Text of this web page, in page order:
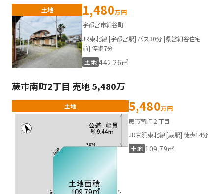
土地 1,480万円
宇都宮市細谷町
JR東北線 [宇都宮駅] バス30分 [県営細谷住宅
前] 停歩7分
土地 442.26㎡
蕨市南町2丁目 売地 5,480万
土地 5,480万円
蕨市南町２丁目
JR京浜東北線 [蕨駅] 徒歩14分
土地 109.79㎡